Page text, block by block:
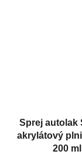
Sprej autolak
akrylátový
200 ml